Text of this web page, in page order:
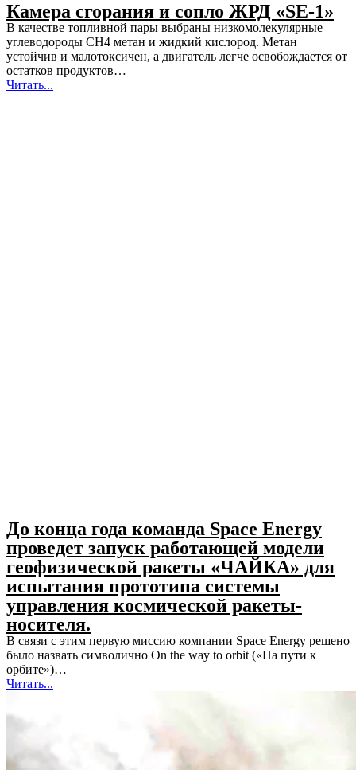
Камера сгорания и сопло ЖРД «SE-1»
В качестве топливной пары выбраны низкомолекулярные
углеводороды CH4 метан и жидкий кислород. Метан
устойчив и малотоксичен, а двигатель легче освобождается от
остатков продуктов…
Читать...
До конца года команда Space Energy
проведет запуск работающей модели
геофизической ракеты «ЧАЙКА» для
испытания прототипа системы
управления космической ракеты-
носителя.
В связи с этим первую миссию компании Space Energy решено
было назвать символично On the way to orbit («На пути к
орбите»)…
Читать...